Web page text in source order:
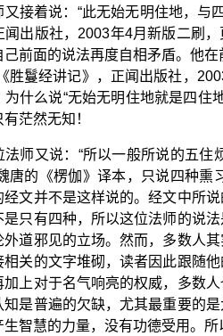
又接着说：“此无始无明住地，与
闻出版社，2003年4月新版二刷
前面的说法再度自相矛盾。他
胜鬘经讲记》，正闻出版社，
什么说“无始无明住地就是四住
茫然无知！
法师又说：“所以一般所说的五
唐的《楞伽》译本，只说四种
经文并不是这样说的。经文中所
是只有四种，所以这位法师的说
外道邪见的立场。然而，多数人
相关的文字堆砌，读者因此跟随
加上对于名气响亮的权威，多数
知是普遍的欠缺，尤其最重要的
智慧的力量，没有功德受用。